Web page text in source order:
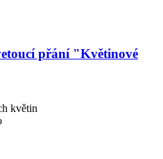
přání "Květinové
květin